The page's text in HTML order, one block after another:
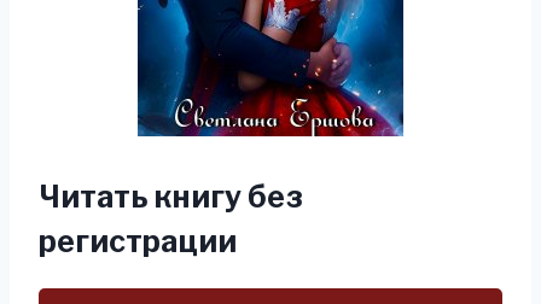
Читать книгу без
регистрации